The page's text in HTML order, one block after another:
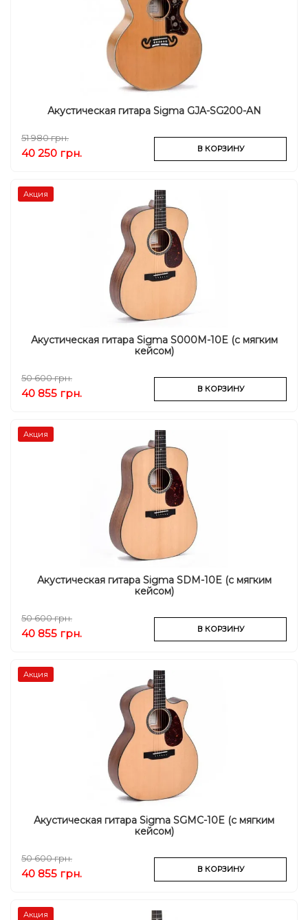
Акустическая гитара Sigma GJA-SG200-AN
51 980 грн.
40 250 грн. В КОРЗИНУ
Акция
Акустическая гитара Sigma S000M-10E (с мягким
кейсом)
50 600 грн.
40 855 грн. В КОРЗИНУ
Акция
Акустическая гитара Sigma SDM-10E (с мягким
кейсом)
50 600 грн.
40 855 грн. В КОРЗИНУ
Акция
Акустическая гитара Sigma SGMC-10E (с мягким
кейсом)
50 600 грн.
40 855 грн. В КОРЗИНУ
Акция